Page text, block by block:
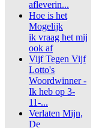
afleverin...
Hoe is het
Mogelijk
ik vraag het mij
ook af
Vijf Tegen Vijf
Lotto's
Woordwinner -
Ik heb op 3-
11-...
Verlaten Mijn,
De